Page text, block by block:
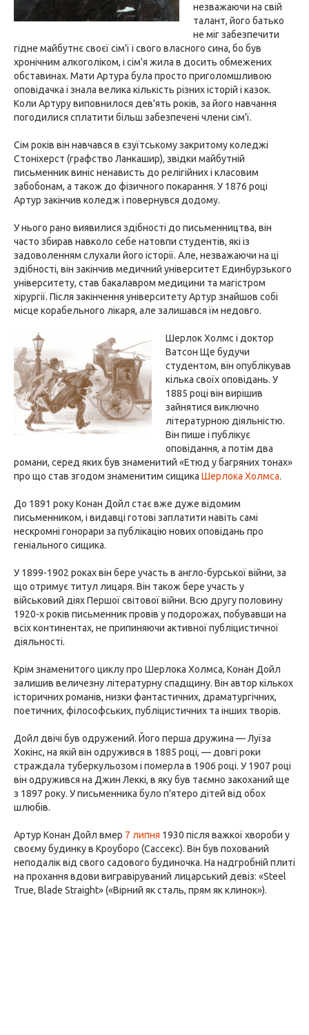
незважаючи на свій
талант, його батько
не міг забезпечити
гідне майбутнє своєї сім'ї і свого власного сина, бо був
хронічним алкоголіком, і сім'я жила в досить обмежених
обставинах. Мати Артура була просто приголомшливою
оповідачка і знала велика кількість різних історій і казок.
Коли Артуру виповнилося дев'ять років, за його навчання
погодилися сплатити більш забезпечені члени сім'ї.
Сім років він навчався в єзуїтському закритому коледжі
Стоніхерст (графство Ланкашир), звідки майбутній
письменник виніс ненависть до релігійних і класовим
забобонам, а також до фізичного покарання. У 1876 році
Артур закінчив коледж і повернувся додому.
У нього рано виявилися здібності до письменництва, він
часто збирав навколо себе натовпи студентів, які із
задоволенням слухали його історії. Але, незважаючи на ці
здібності, він закінчив медичний університет Единбурзького
університету, став бакалавром медицини та магістром
хірургії. Після закінчення університету Артур знайшов собі
місце корабельного лікаря, але залишався їм недовго.
Шерлок Холмс і доктор
Ватсон Ще будучи
студентом, він опублікував
кілька своїх оповідань. У
1885 році він вирішив
зайнятися виключно
літературною діяльністю.
Він пише і публікує
оповідання, а потім два
романи, серед яких був знаменитий «Етюд у багряних тонах»
про що став згодом знаменитим сищика Шерлока Холмса.
До 1891 року Конан Дойл стає вже дуже відомим
письменником, і видавці готові заплатити навіть самі
нескромні гонорари за публікацію нових оповідань про
геніального сищика.
У 1899-1902 роках він бере участь в англо-бурської війни, за
що отримує титул лицаря. Він також бере участь у
військовий діях Першої світової війни. Всю другу половину
1920-х років письменник провів у подорожах, побувавши на
всіх континентах, не припиняючи активної публіцистичної
діяльності.
Крім знаменитого циклу про Шерлока Холмса, Конан Дойл
залишив величезну літературну спадщину. Він автор кількох
історичних романів, низки фантастичних, драматургічних,
поетичних, філософських, публіцистичних та інших творів.
Дойл двічі був одружений. Його перша дружина — Луїза
Хокінс, на якій він одружився в 1885 році, — довгі роки
страждала туберкульозом і померла в 1906 році. У 1907 році
він одружився на Джин Леккі, в яку був таємно закоханий ще
з 1897 року. У письменника було п'ятеро дітей від обох
шлюбів.
Артур Конан Дойл вмер 7 липня 1930 після важкої хвороби у
своєму будинку в Кроуборо (Сассекс). Він був похований
неподалік від свого садового будиночка. На надгробній плиті
на прохання вдови вигравіруваний лицарський девіз: «Steel
True, Blade Straight» («Вірний як сталь, прям як клинок»).